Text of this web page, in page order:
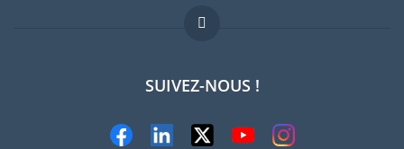
Offres d'emploi
FAQ
Experts
SUIVEZ-NOUS !